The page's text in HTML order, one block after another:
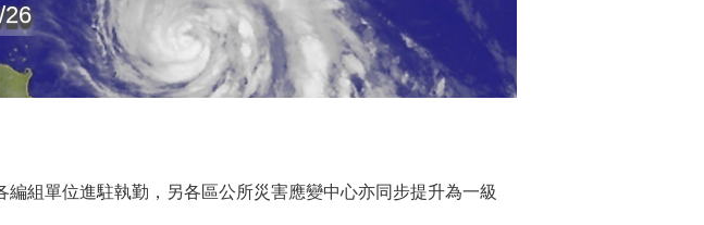
26
組單位進駐執勤，另各區公所災害應變中心亦同步提升為一級